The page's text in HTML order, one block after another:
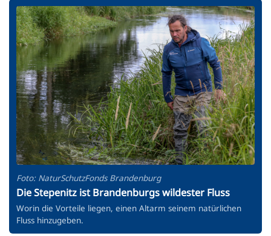
Foto: NaturSchutzFonds Brandenburg
Die Stepenitz ist Brandenburgs wildester Fluss
Worin die Vorteile liegen, einen Altarm seinem natürlichen
Fluss hinzugeben.